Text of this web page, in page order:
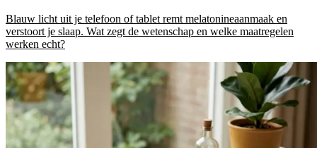
Blauw licht uit je telefoon of tablet remt melatonineaanmaak en
verstoort je slaap. Wat zegt de wetenschap en welke maatregelen
werken echt?